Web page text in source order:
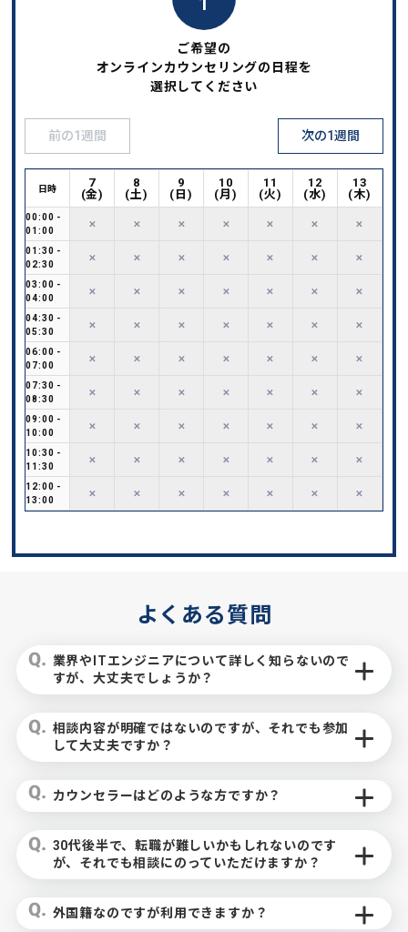
ご希望の
オンラインカウンセリングの日程を
選択してください
前の1週間 次の1週間
日時
00:00 -
01:00
01:30 -
02:30
03:00 -
04:00
04:30 -
05:30
06:00 -
07:00
07:30 -
08:30
09:00 -
10:00
10:30 -
11:30
12:00 -
13:00
7
(金)
✕
✕
✕
✕
✕
✕
✕
✕
✕
8
(土)
✕
✕
✕
✕
✕
✕
✕
✕
✕
9
( 日 )
✕
✕
✕
✕
✕
✕
✕
✕
✕
10
(月 )
✕
✕
✕
✕
✕
✕
✕
✕
✕
11
(火)
✕
✕
✕
✕
✕
✕
✕
✕
✕
12
(水)
✕
✕
✕
✕
✕
✕
✕
✕
✕
13
(木)
✕
✕
✕
✕
✕
✕
✕
✕
✕
よくある質問
業界やITエンジニアについて詳しく知らないので
すが、大丈夫でしょうか？
相談内容が明確ではないのですが、それでも参加
して大丈夫ですか？
カウンセラーはどのような方ですか？
30代後半で、転職が難しいかもしれないのです
が、それでも相談にのっていただけますか？
外国籍なのですが利用できますか？